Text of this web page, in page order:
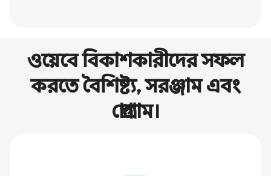
ওয়েবে বিকাশকারীদের সফল
করতে বৈশিষ্ট্য, সরঞ্জাম এবং
প্রোগ্রাম।